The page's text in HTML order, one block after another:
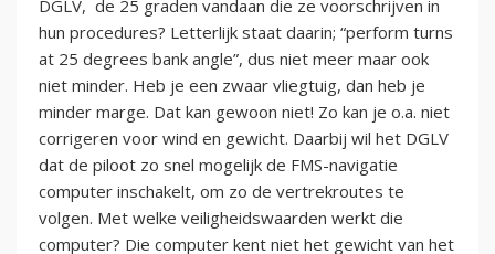
DGLV, de 25 graden vandaan die ze voorschrijven in
hun procedures? Letterlijk staat daarin; “perform turns
at 25 degrees bank angle”, dus niet meer maar ook
niet minder. Heb je een zwaar vliegtuig, dan heb je
minder marge. Dat kan gewoon niet! Zo kan je o.a. niet
corrigeren voor wind en gewicht. Daarbij wil het DGLV
dat de piloot zo snel mogelijk de FMS-navigatie
computer inschakelt, om zo de vertrekroutes te
volgen. Met welke veiligheidswaarden werkt die
computer? Die computer kent niet het gewicht van het